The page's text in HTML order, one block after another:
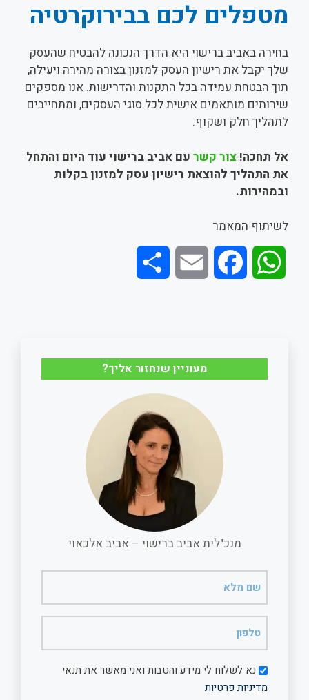
מטפלים לכם בבירוקרטיה
בחירה באביב ברישוי היא הדרך הנכונה להבטיח שהעסק
שלך יקבל את רישיון העסק למזנון בצורה מהירה ויעילה,
תוך הבטחת עמידה בכל התקנות והדרישות. אנו מספקים
שירותים מותאמים אישית לכל סוגי העסקים, ומתחייבים
לתהליך חלק ושקוף.
אל תחכה! צור קשר עם אביב ברישוי עוד היום והתחל
את התהליך להוצאת רישיון עסק למזנון בקלות
ובמהירות.
לשיתוף המאמר
t
e
o
k
i
l
r
e
מעוניין שנחזור אליך?
מנכ"לית אביב ברישוי – אביב אלכאוי
מלא
דיוורנא לשלוח לי מידע והטבות ואני מאשר את תנאי
מדיניות פרטיות